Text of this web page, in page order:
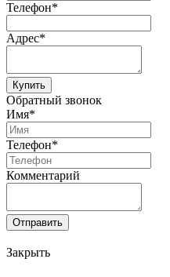
Телефон*
Адрес*
Купить
Обратный звонок
Имя*
Телефон*
Комментарий
Отправить
Закрыть